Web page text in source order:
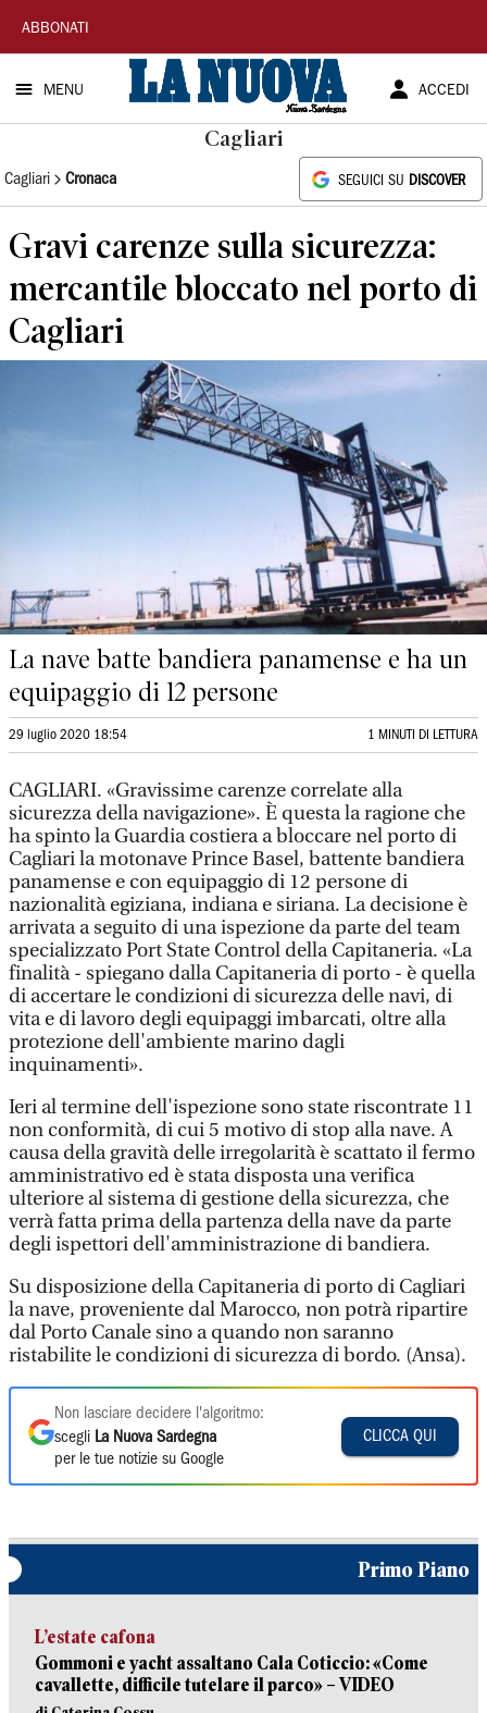
La
Nuova
Sardegna
ABBONATI
MENU ACCEDI
Cagliari
Cagliari Cronaca SEGUICI SU DISCOVER
Gravi carenze sulla sicurezza:
mercantile bloccato nel porto di
Cagliari
La nave batte bandiera panamense e ha un
equipaggio di 12 persone
29 luglio 2020 18:54 1 MINUTI DI LETTURA
CAGLIARI. «Gravissime carenze correlate alla
sicurezza della navigazione». È questa la ragione che
ha spinto la Guardia costiera a bloccare nel porto di
Cagliari la motonave Prince Basel, battente bandiera
panamense e con equipaggio di 12 persone di
nazionalità egiziana, indiana e siriana. La decisione è
arrivata a seguito di una ispezione da parte del team
specializzato Port State Control della Capitaneria. «La
finalità - spiegano dalla Capitaneria di porto - è quella
di accertare le condizioni di sicurezza delle navi, di
vita e di lavoro degli equipaggi imbarcati, oltre alla
protezione dell'ambiente marino dagli
inquinamenti».
Ieri al termine dell'ispezione sono state riscontrate 11
non conformità, di cui 5 motivo di stop alla nave. A
causa della gravità delle irregolarità è scattato il fermo
amministrativo ed è stata disposta una verifica
ulteriore al sistema di gestione della sicurezza, che
verrà fatta prima della partenza della nave da parte
degli ispettori dell'amministrazione di bandiera.
Su disposizione della Capitaneria di porto di Cagliari
la nave, proveniente dal Marocco, non potrà ripartire
dal Porto Canale sino a quando non saranno
ristabilite le condizioni di sicurezza di bordo. (Ansa).
Non lasciare decidere l'algoritmo:
scegli La Nuova Sardegna
per le tue notizie su Google
CLICCA QUI
Primo Piano
L’estate cafona
Gommoni e yacht assaltano Cala Coticcio: «Come
cavallette, difficile tutelare il parco» – VIDEO